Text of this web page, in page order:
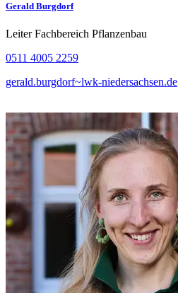
Gerald Burgdorf
Leiter Fachbereich Pflanzenbau
0511 4005 2259
gerald.burgdorf~lwk-niedersachsen.de